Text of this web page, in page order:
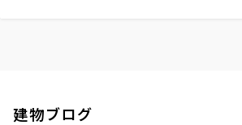
建物ブログ